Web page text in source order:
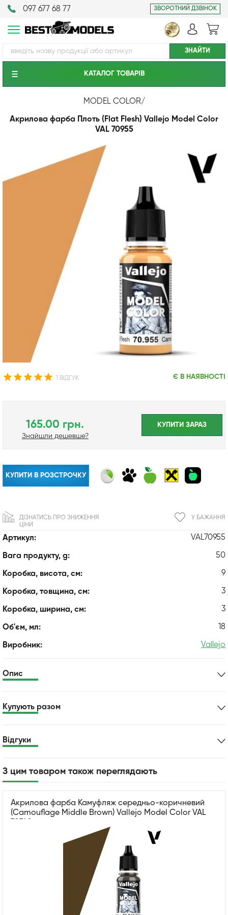
097 677 68 77 ЗВОРОТНИЙ ДЗВІНОК
КАТАЛОГ ТОВАРIВ
MODEL COLOR/
Акрилова фарба Плоть (Flat Flesh) Vallejo Model Color
VAL 70955
1 ВІДГУК Є В НАЯВНОСТІ
Артикул: VAL70955
Вага продукту, g: 50
Коробка, висота, см: 9
Коробка, товщина, см: 3
Коробка, ширина, см: 3
Об'єм, мл: 18
Виробник: Vallejo
165.00 грн.
Знайшли дешевше?
КУПИТИ ЗАРАЗ
КУПИТИ В РОЗСТРОЧКУ
У БАЖАННЯ
ДІЗНАТИСЬ ПРО ЗНИЖЕННЯ
ЦІНИ
Опис
Купують разом
Відгуки
З цим товаром також переглядають
Акрилова фарба Камуфляж середньо-коричневий
(Camouflage Middle Brown) Vallejo Model Color VAL